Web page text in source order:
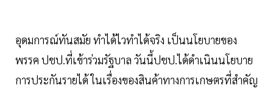
อุดมการณ์ทันสมัย ทำได้ไวทำได้จริง เป็นนโยบายของ
พรรค ปชป.ที่เข้าร่วมรัฐบาล วันนี้ปชป.ได้ดำเนินนโยบาย
การประกันรายได้ ในเรื่องของสินค้าทางการเกษตรที่สำคัญ